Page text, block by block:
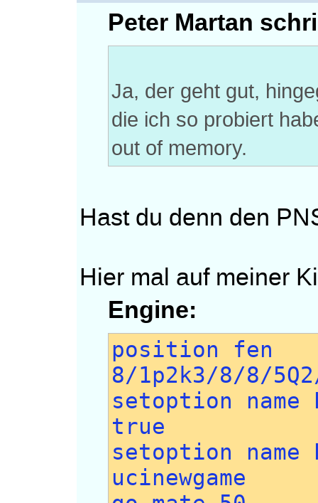
Peter Martan
Ja, der geht gut,
die ich so probiert
out of memory.
Hast du denn den
Hier mal auf meiner
Engine:
position fen
8/1p2k3/8/8/
setoption name
true
setoption name
ucinewgame